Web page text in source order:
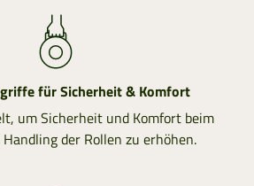
für Sicherheit & Komfort
um Sicherheit und Komfort beim
der Rollen zu erhöhen.